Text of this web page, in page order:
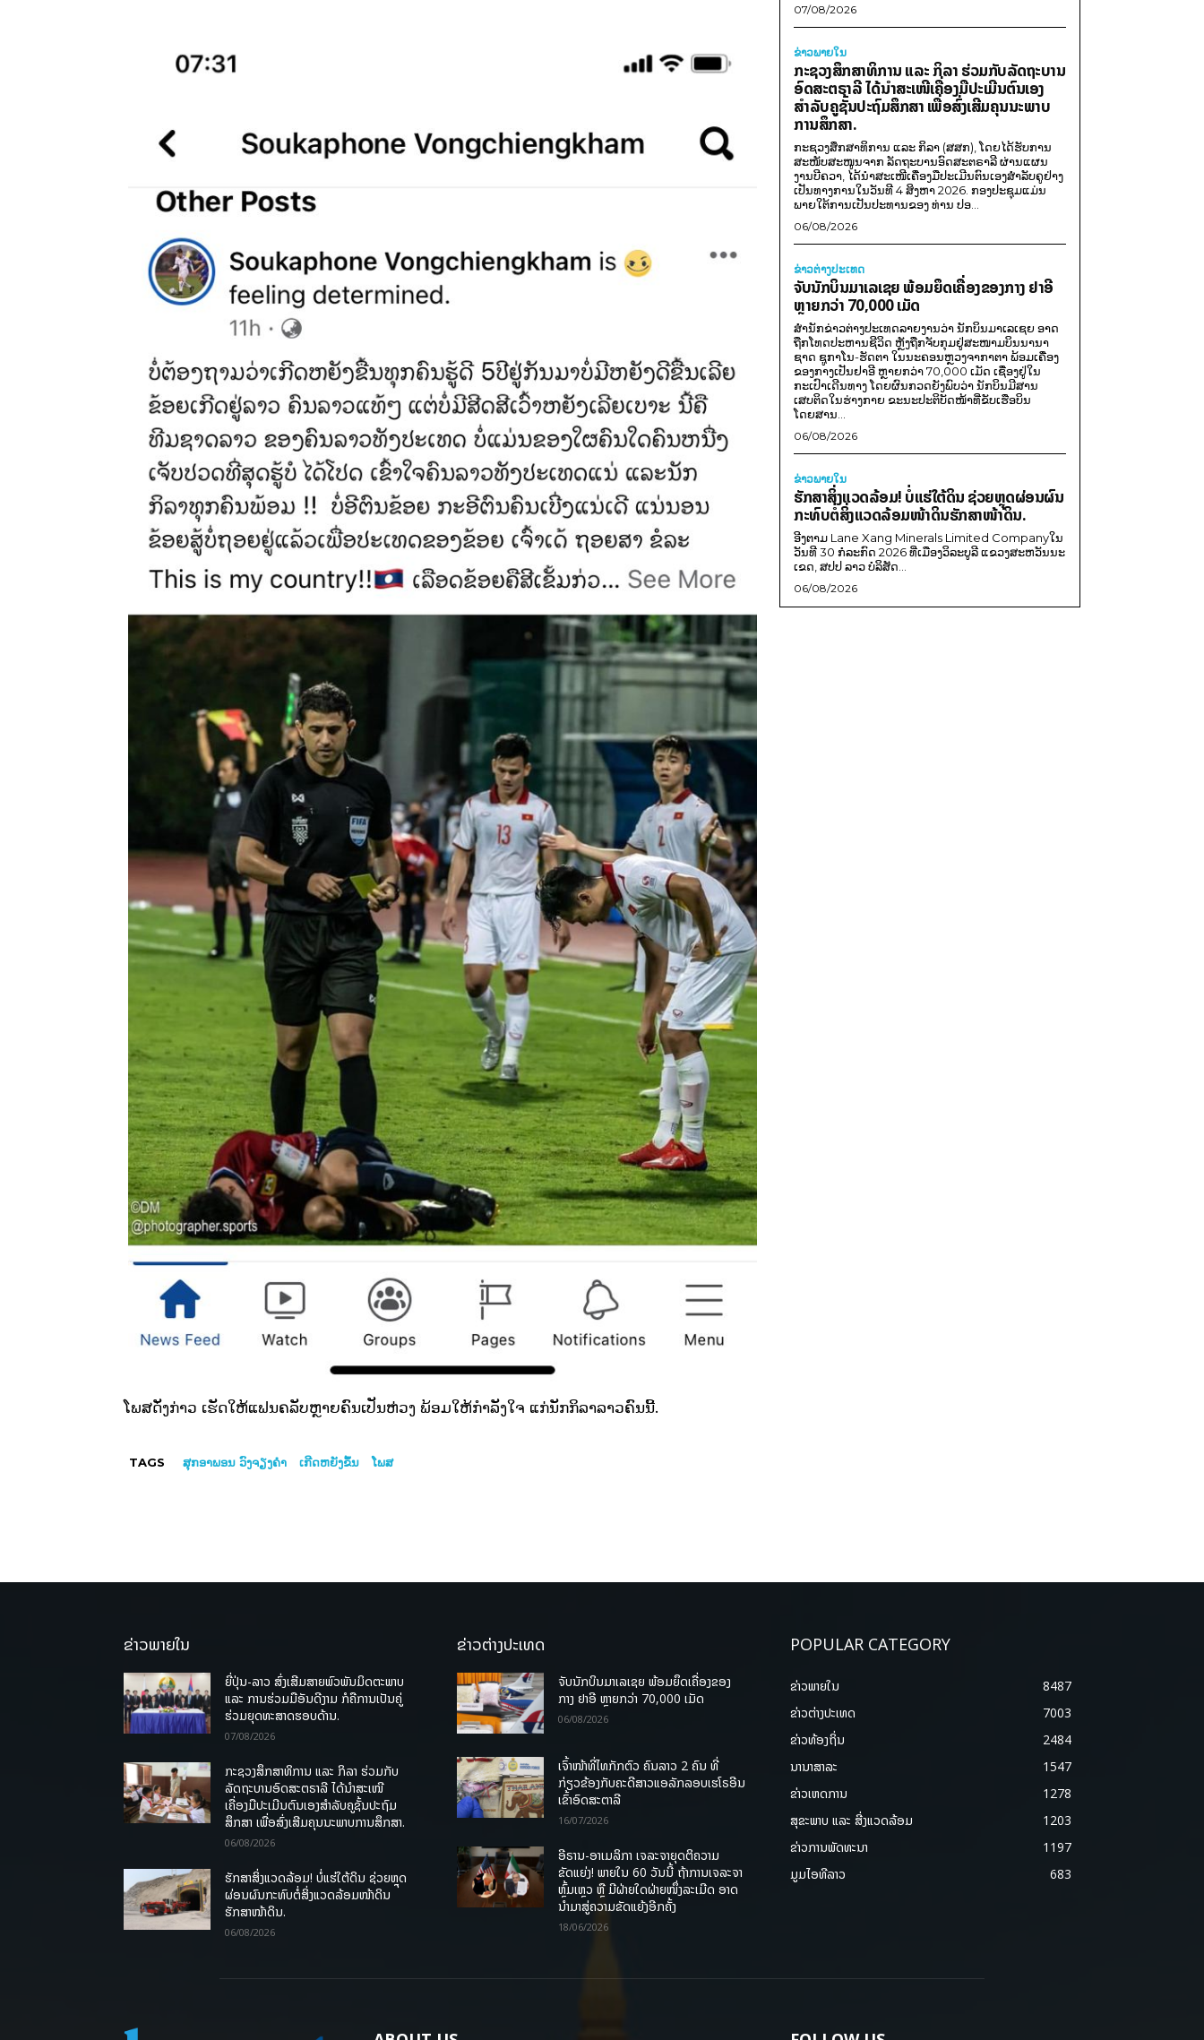
ໂພສດັ່ງກ່າວ ເຮັດໃຫ້ແຟນຄລັບຫຼາຍຄົນເປັນຫ່ວງ ພ້ອມໃຫ້ກຳລັງໃຈ ແກ່ນັກກິລາລາວຄົນນີ້.
TAGS ສຸກອາພອນ ວົງຈຽງຄຳ ເກີດຫຍັງຂຶ້ນ ໂພສ
07/08/2026
ຂ່າວພາຍ​ໃນ
ກະຊວງສຶກສາທິການ ແລະ ກິລາ ຮ່ວມກັບລັດຖະບານ
ອົດສະຕຣາລີ ໄດ້ນຳສະເໜີເຄື່ອງມືປະເມີນຕົນເອງ
ສຳລັບຄູຊັ້ນປະຖົມສຶກສາ ເພື່ອສົ່ງເສີມຄຸນນະພາບ
ການສຶກສາ.
ກະຊວງສຶກສາທິການ ແລະ ກິລາ (ສສກ), ໂດຍໄດ້ຮັບການ
ສະໜັບສະໜູນຈາກ ລັດຖະບານອົດສະຕຣາລີ ຜ່ານແຜນ
ງານບີຄວາ, ໄດ້ນຳສະເໜີເຄື່ອງມືປະເມີນຕົນເອງສຳລັບຄູຢ່າງ
ເປັນທາງການໃນວັນທີ 4 ສິງຫາ 2026. ກອງປະຊຸມແມ່ນ
ພາຍໃຕ້ການເປັນປະທານຂອງ ທ່ານ ປອ...
06/08/2026
ຂ່າວຕ່າງປະເທດ
ຈັບນັກບິນມາເລເຊຍ ພ້ອມຍຶດເຄື່ອງຂອງກາງ ຢາອີ
ຫຼາຍກວ່າ 70,000 ເມັດ
ສຳນັກຂ່າວຕ່າງປະເທດລາຍງານວ່າ ນັກບິນມາເລເຊຍ ອາດ
ຖືກໂທດປະຫານຊີວິດ ຫຼັງຖືກຈັບກຸມຢູ່ສະໜາມບິນນານາ
ຊາດ ຊູກາໂນ-ຮັດຕາ ໃນນະຄອນຫຼວງຈາກາຕາ ພ້ອມເຄື່ອງ
ຂອງກາງເປັນຢາອີ ຫຼາຍກວ່າ 70,000 ເມັດ ເຊື່ອງຢູ່ໃນ
ກະເປົາເດີນທາງ ໂດຍຜົນກວດຍັງພົບວ່າ ນັກບິນມີສານ
ເສບຕິດໃນຮ່າງກາຍ ຂະນະປະຕິບັດໜ້າທີ່ຂັບເຮືອບິນ
ໂດຍສານ...
06/08/2026
ຂ່າວພາຍ​ໃນ
ຮັກສາສິ່ງແວດລ້ອມ! ບໍ່ແຮ່ໃຕ້ດິນ ຊ່ວຍຫຼຸດຜ່ອນຜົນ
ກະທົບຕໍ່ສິ່ງແວດລ້ອມໜ້າດິນຮັກສາໜ້າດິນ.
ອີງຕາມ Lane Xang Minerals Limited Companyໃນ
ວັນທີ 30 ກໍລະກົດ 2026 ທີ່ເມືອງວິລະບູລີ ແຂວງສະຫວັນນະ
ເຂດ, ສປປ ລາວ ບໍລິສັດ...
06/08/2026
ຂ່າວພາຍໃນ
ຍີ່ປຸ່ນ-ລາວ ສົ່ງເສີມສາຍພົວພັນມິດຕະພາບ
ແລະ ການຮ່ວມມືອັນດີງາມ ກໍຄືການເປັນຄູ່
ຮ່ວມຍຸດທະສາດຮອບດ້ານ.
07/08/2026
ກະຊວງສຶກສາທິການ ແລະ ກິລາ ຮ່ວມກັບ
ລັດຖະບານອົດສະຕຣາລີ ໄດ້ນຳສະເໜີ
ເຄື່ອງມືປະເມີນຕົນເອງສຳລັບຄູຊັ້ນປະຖົມ
ສຶກສາ ເພື່ອສົ່ງເສີມຄຸນນະພາບການສຶກສາ.
06/08/2026
ຮັກສາສິ່ງແວດລ້ອມ! ບໍ່ແຮ່ໃຕ້ດິນ ຊ່ວຍຫຼຸດ
ຜ່ອນຜົນກະທົບຕໍ່ສິ່ງແວດລ້ອມໜ້າດິນ
ຮັກສາໜ້າດິນ.
06/08/2026
ຂ່າວຕ່າງປະເທດ
ຈັບນັກບິນມາເລເຊຍ ພ້ອມຍຶດເຄື່ອງຂອງ
ກາງ ຢາອີ ຫຼາຍກວ່າ 70,000 ເມັດ
06/08/2026
ເຈົ້າໜ້າທີ່ໄທກັກຕົວ ຄົນລາວ 2 ຄົນ ທີ່
ກ່ຽວຂ້ອງກັບຄະດີສາວແອລັກລອບເຮໂຣອີນ
ເຂົ້າອົດສະຕາລີ
16/07/2026
ອີຣານ-ອາເມລິກາ ເຈລະຈາຍຸດຕິຄວາມ
ຂັດແຍ່ງ! ພາຍໃນ 60 ວັນນີ້ ຖ້າການເຈລະຈາ
ຫຼົ້ມເຫຼວ ຫຼື ມີຝ່າຍໃດຝ່າຍໜຶ່ງລະເມີດ ອາດ
ນໍາມາສູ່ຄວາມຂັດແຍ້ງອີກຄັ້ງ
18/06/2026
POPULAR CATEGORY
ຂ່າວພາຍ​ໃນ
8487
ຂ່າວຕ່າງປະເທດ
7003
ຂ່າວທ້ອງຖິ່ນ
2484
ນານາສາລະ
1547
ຂ່າວເຫດການ
1278
ສຸຂະພາບ ແລະ ສີ່ງແວດລ້ອມ
1203
ຂ່າວການພັດທະນາ
1197
ມູມໄອທີລາວ
683